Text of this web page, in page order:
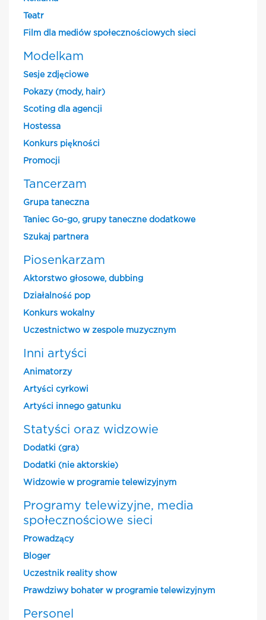
Teatr
Film dla mediów społecznościowych sieci
Modelkam
Sesje zdjęciowe
Pokazy (mody, hair)
Scoting dla agencji
Hostessa
Konkurs piękności
Promocji
Tancerzam
Grupa taneczna
Taniec Go-go, grupy taneczne dodatkowe
Szukaj partnera
Piosenkarzam
Aktorstwo głosowe, dubbing
Działalność pop
Konkurs wokalny
Uczestnictwo w zespole muzycznym
Inni artyści
Animatorzy
Artyści cyrkowi
Artyści innego gatunku
Statyści oraz widzowie
Dodatki (gra)
Dodatki (nie aktorskie)
Widzowie w programie telewizyjnym
Programy telewizyjne, media
społecznościowe sieci
Prowadzący
Bloger
Uczestnik reality show
Prawdziwy bohater w programie telewizyjnym
Personel